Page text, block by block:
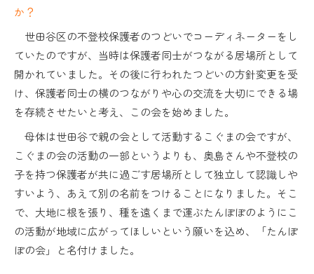
か？
世田谷区の不登校保護者のつどいでコーディネーターをし
ていたのですが、当時は保護者同士がつながる居場所として
開かれていました。その後に行われたつどいの方針変更を受
け、保護者同士の横のつながりや心の交流を大切にできる場
を存続させたいと考え、この会を始めました。
母体は世田谷で親の会として活動するこぐまの会ですが、
こぐまの会の活動の一部というよりも、奥島さんや不登校の
子を持つ保護者が共に過ごす居場所として独立して認識しや
すいよう、あえて別の名前をつけることになりました。そこ
で、大地に根を張り、種を遠くまで運ぶたんぽぽのようにこ
の活動が地域に広がってほしいという願いを込め、「たんぽ
ぽの会」と名付けました。